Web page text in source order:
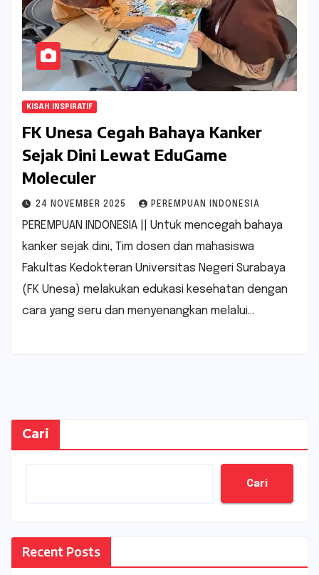
KISAH INSPIRATIF
FK Unesa Cegah Bahaya Kanker
Sejak Dini Lewat EduGame
Moleculer
24 NOVEMBER 2025 PEREMPUAN INDONESIA
PEREMPUAN INDONESIA || Untuk mencegah bahaya
kanker sejak dini, Tim dosen dan mahasiswa
Fakultas Kedokteran Universitas Negeri Surabaya
(FK Unesa) melakukan edukasi kesehatan dengan
cara yang seru dan menyenangkan melalui…
Cari
Cari
Recent Posts